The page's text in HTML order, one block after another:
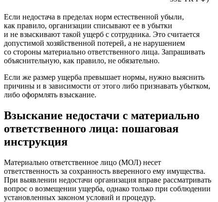
Если недостача в пределах норм естественной убыли,
как правило, организации списывают ее в убытки
и не взыскивают такой ущерб с сотрудника. Это считается
допустимой хозяйственной потерей, а не нарушением
со стороны материально ответственного лица. Запрашивать
объяснительную, как правило, не обязательно.
Если же размер ущерба превышает нормы, нужно выяснить
причины и в зависимости от этого либо признавать убытком,
либо оформлять взыскание.
Взыскание недостачи с материально
ответственного лица: пошаговая
инструкция
Материально ответственное лицо (МОЛ) несет
ответственность за сохранность вверенного ему имущества.
При выявлении недостачи организация вправе рассматривать
вопрос о возмещении ущерба, однако только при соблюдении
установленных законом условий и процедур.